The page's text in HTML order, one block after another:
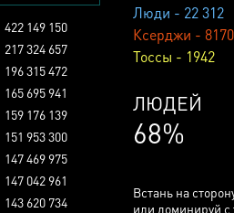
Люди - 22 312
Ксерджи - 8170
Тоссы - 1942
КСЕРДЖЕЙ
25%
Встань на
или доминируй с
422 149 150
217 324 657
196 315 472
165 695 941
159 176 139
151 953 300
147 469 975
147 042 961
143 620 734